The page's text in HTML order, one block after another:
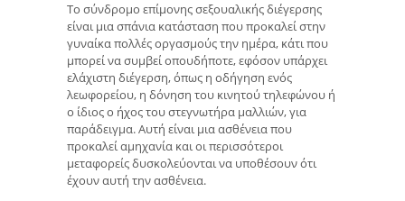
Το σύνδρομο επίμονης σεξουαλικής διέγερσης
είναι μια σπάνια κατάσταση που προκαλεί στην
γυναίκα πολλές οργασμούς την ημέρα, κάτι που
μπορεί να συμβεί οπουδήποτε, εφόσον υπάρχει
ελάχιστη διέγερση, όπως η οδήγηση ενός
λεωφορείου, η δόνηση του κινητού τηλεφώνου ή
ο ίδιος ο ήχος του στεγνωτήρα μαλλιών, για
παράδειγμα. Αυτή είναι μια ασθένεια που
προκαλεί αμηχανία και οι περισσότεροι
μεταφορείς δυσκολεύονται να υποθέσουν ότι
έχουν αυτή την ασθένεια.